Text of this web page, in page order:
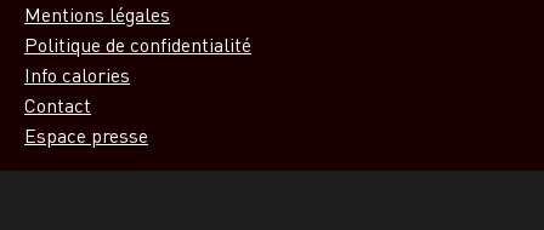
Mentions légales
Politique de confidentialité
Info calories
Contact
Espace presse